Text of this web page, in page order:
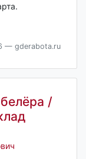
— gderabota.ru
/